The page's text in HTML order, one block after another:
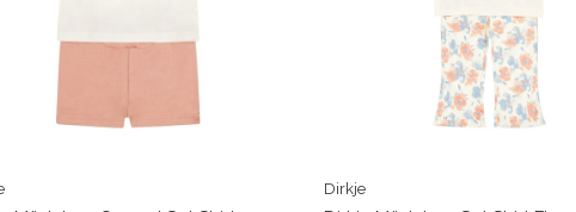
Dirkje